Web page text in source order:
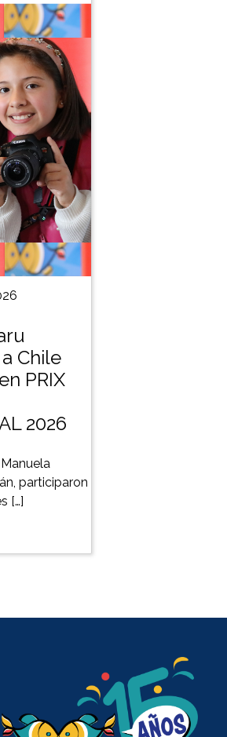
Chile
PRIX
2026
participaron
[…]